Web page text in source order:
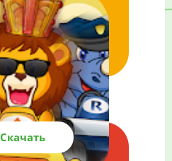
Скачать